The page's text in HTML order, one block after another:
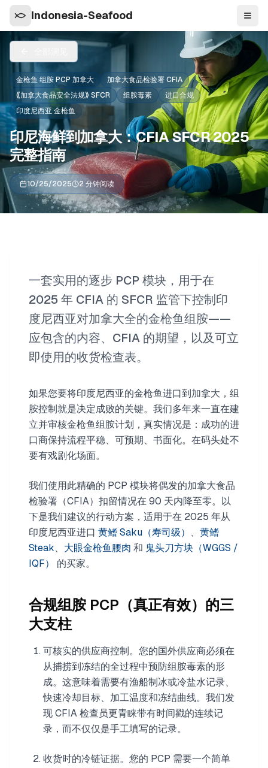
Indonesia-Seafood 导航
金枪鱼 组胺 PCP 加拿大
加拿大食品检验署 CFIA
《加拿大食品安全法规》 SFCR
组胺毒素
进口合规
印度尼西亚 金枪鱼
印尼海鲜到加拿大：CFIA SFCR 2025
完整指南
10/25/2025 2 分钟阅读
一套实用的逐步 PCP 模块，用于在
2025 年 CFIA 的 SFCR 监管下控制印
度尼西亚对加拿大全的金枪鱼组胺——
应包含的内容、CFIA 的期望，以及可立
即使用的收货检查表。
如果您要将印度尼西亚的金枪鱼进口到加拿大，组
胺控制就是决定成败的关键。我们多年来一直在建
立并审核金枪鱼组胺计划，真实情况是：成功的进
口商保持流程平稳、可预期、书面化。在码头处不
要有戏剧化场面。
我们使用此精确的 PCP 模块将偶发的加拿大食品
检验署（CFIA）扣留情况在 90 天内降至零。以
下是我们建议的行动方案，适用于在 2025 年从
印度尼西亚进口 黄鳍 Saku（寿司级） 、 黄鳍
Steak、 大眼金枪鱼腰肉 和 鬼头刀方块（WGGS /
IQF）
的买家。
合规组胺 PCP（真正有效）的三
大支柱
可核实的供应商控制。您的国外供应商必须在
从捕捞到冻结的全过程中预防组胺毒素的形
成。这意味着需要有渔船制冰或冷盐水记录、
快速冷却目标、加工温度和冻结曲线。我们发
现 CFIA 检查员更青睐带有时间戳的连续记
录，而不仅仅是手工填写的记录。
收货时的冷链证据。您的 PCP 需要一个简单